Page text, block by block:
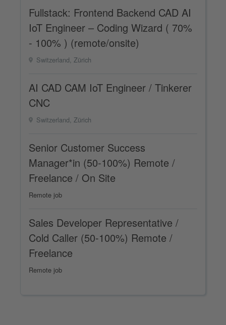
Fullstack: Frontend Backend CAD AI
IoT Engineer – Coding Wizard ( 70%
- 100% ) (remote/onsite)
Switzerland, Zürich
AI CAD CAM IoT Engineer / Tinkerer
CNC
Switzerland, Zürich
Senior Customer Success
Manager*in (50-100%) Remote /
Freelance / On Site
Remote job
Sales Developer Representative /
Cold Caller (50-100%) Remote /
Freelance
Remote job